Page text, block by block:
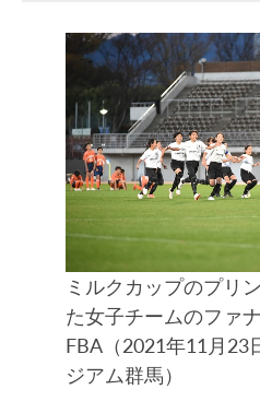
ミルクカップのプリ
た女子チームのファ
FBA（2021年11月23
ジアム群馬）